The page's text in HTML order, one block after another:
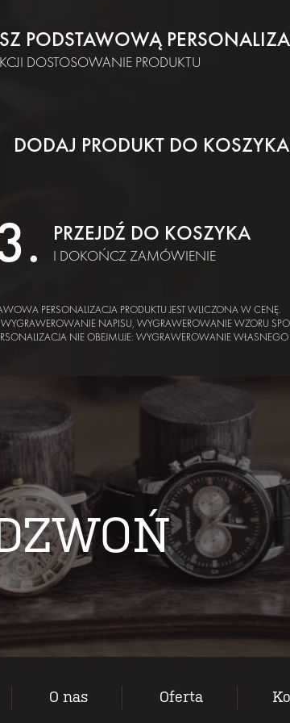
PODSTAWOWĄ
DOSTOSOWANIE PRODUKTU
DODAJ PRODUKT DO KOSZYKA
PRZEJDŹ DO KOSZYKA
I DOKOŃCZ ZAMÓWIENIE
PERSONALIZACJA PRODUKTU JEST WLICZONA W CENĘ.
NAPISU, WYGRAWEROWANIE WZORU
NIE OBEJMUJE: WYGRAWEROWANIE
O nas Oferta